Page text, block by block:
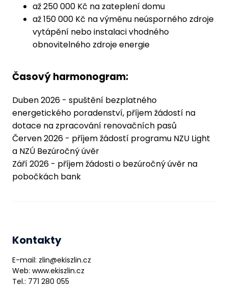
až 250 000 Kč na zateplení domu
až 150 000 Kč na výměnu neúsporného zdroje
vytápění nebo instalaci vhodného
obnovitelného zdroje energie
Časový harmonogram:
Duben 2026 - spuštění bezplatného
energetického poradenství, příjem žádostí na
dotace na zpracování renovačních pasů
Červen 2026 - příjem žádostí programu NZU Light
a NZÚ Bezúročný úvěr
Září 2026 - příjem žádosti o bezúročný úvěr na
pobočkách bank
Kontakty
E-mail: zlin@ekiszlin.cz
Web: www.ekiszlin.cz
Tel.: 771 280 055